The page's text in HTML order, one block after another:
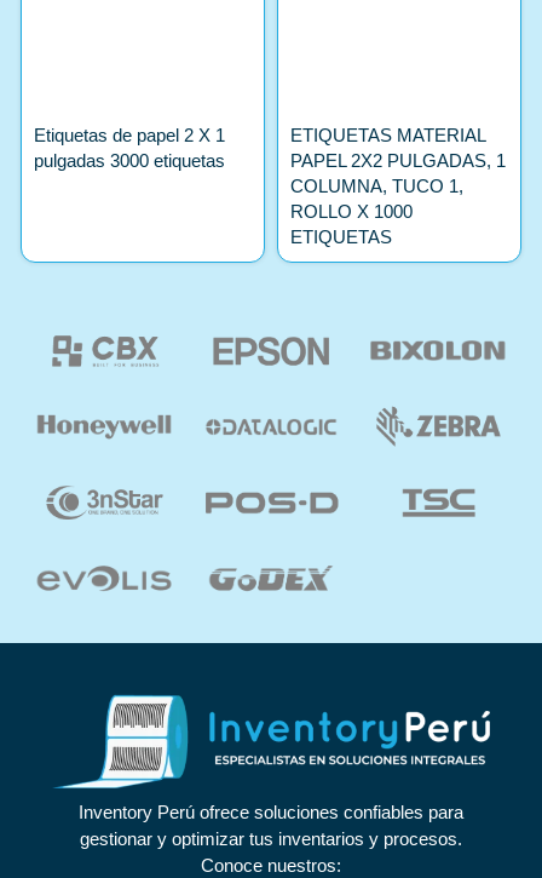
Etiquetas de papel 2 X 1
pulgadas 3000 etiquetas
ETIQUETAS MATERIAL
PAPEL 2X2 PULGADAS, 1
COLUMNA, TUCO 1,
ROLLO X 1000
ETIQUETAS
Inventory Perú ofrece soluciones confiables para
gestionar y optimizar tus inventarios y procesos.
Conoce nuestros: